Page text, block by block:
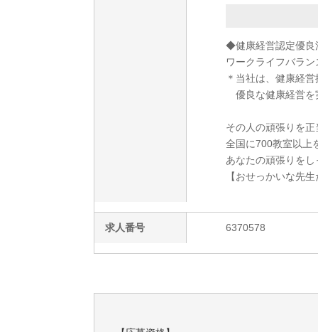
◆健康経営認定優
ワークライフバラ
＊当社は、健康経
優良な健康経営を
その人の頑張りを
全国に700教室以上
あなたの頑張りを
【おせっかいな先
求人番号 6370578